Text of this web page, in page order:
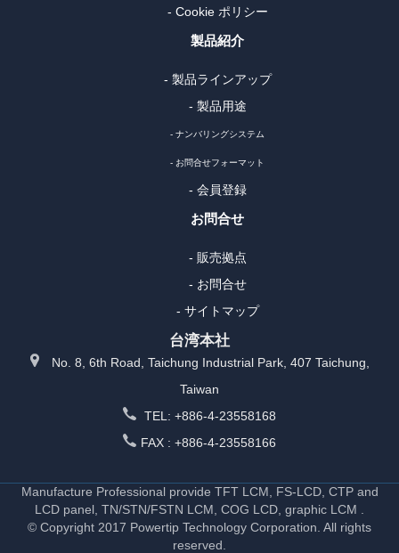
- Cookie ポリシー
製品紹介
- 製品ラインアップ
- 製品用途
- ナンバリングシステム
- お問合せフォーマット
- 会員登録
お問合せ
- 販売拠点
- お問合せ
- サイトマップ
台湾本社
No. 8, 6th Road, Taichung Industrial Park, 407 Taichung,
Taiwan
TEL: +886-4-23558168
FAX : +886-4-23558166
Manufacture Professional provide TFT LCM, FS-LCD, CTP and
LCD panel, TN/STN/FSTN LCM, COG LCD, graphic LCM .
© Copyright 2017 Powertip Technology Corporation. All rights
reserved.